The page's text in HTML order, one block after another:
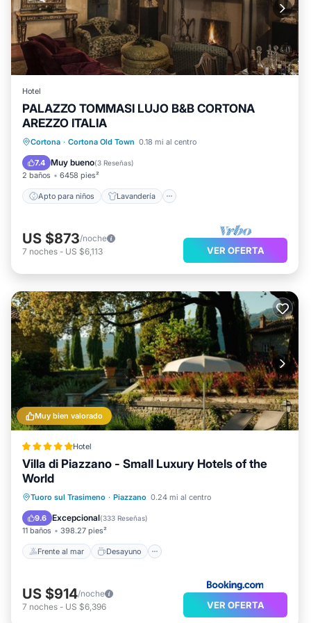
Hotel
PALAZZO TOMMASI LUJO B&B CORTONA
AREZZO ITALIA
Cortona · Cortona Old Town 0.18 mi al centro
7.4 Muy bueno(3 Reseñas)
2 baños 6458 pies²
Apto para niños Lavandería
Apto para niños Lavandería
Ropa de cama
US $873/noche
7 noches - US $6,113 VER OFERTA
Muy bien valorado
Hotel
Villa di Piazzano - Small Luxury Hotels of the
World
Tuoro sul Trasimeno · Piazzano 0.24 mi al centro
9.6 Excepcional(333 Reseñas)
11 baños 398.27 pies²
Frente al mar Desayuno
Estación de carga para vehículos eléctricos
Aparcamiento
US $914/noche
7 noches - US $6,396 VER OFERTA